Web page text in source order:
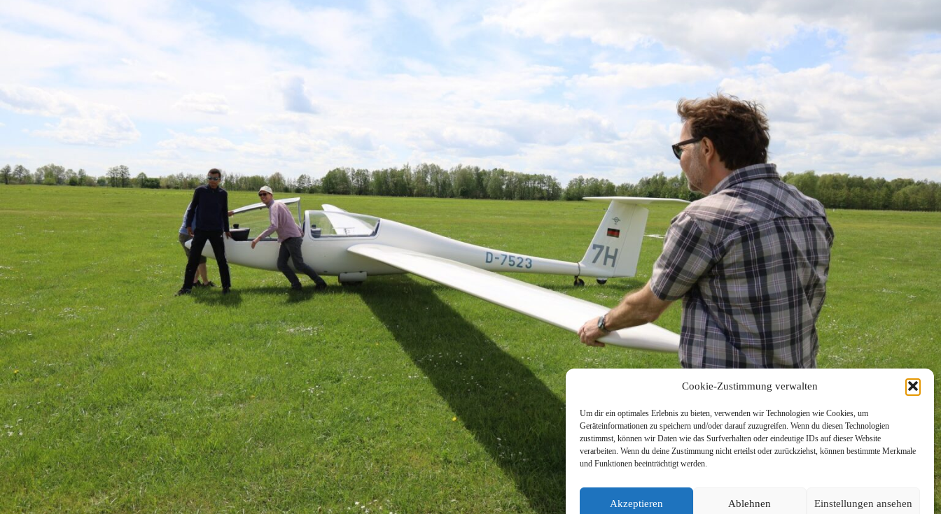
Cookie-Zustimmung verwalten
Um dir ein optimales Erlebnis zu bieten, verwenden wir Technologien wie Cookies, um
Geräteinformationen zu speichern und/oder darauf zuzugreifen. Wenn du diesen Technologien
zustimmst, können wir Daten wie das Surfverhalten oder eindeutige IDs auf dieser Website
verarbeiten. Wenn du deine Zustimmung nicht erteilst oder zurückziehst, können bestimmte Merkmale
und Funktionen beeinträchtigt werden.
Akzeptieren Ablehnen Einstellungen ansehen